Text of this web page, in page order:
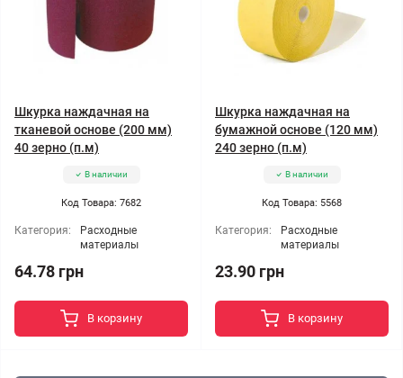
Шкурка наждачная на
тканевой основе (200 мм)
40 зерно (п.м)
В наличии
Код Товара: 7682
Категория:
Расходные
материалы
64.78 грн
В корзину
Шкурка наждачная на
бумажной основе (120 мм)
240 зерно (п.м)
В наличии
Код Товара: 5568
Категория:
Расходные
материалы
23.90 грн
В корзину